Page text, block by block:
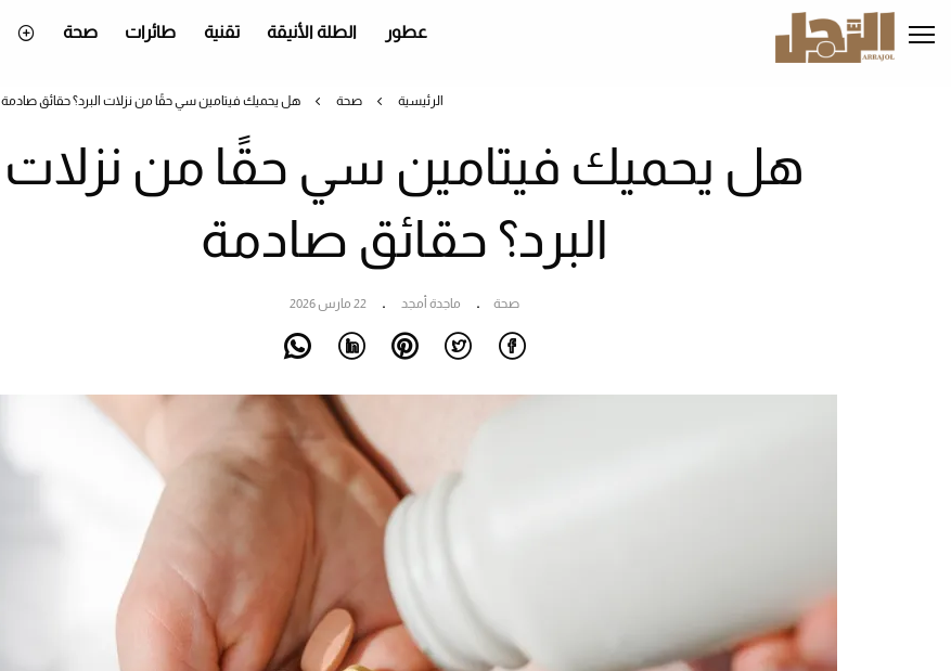
إلى
المحتوى
عطور الطلة الأنيقة تقنية طائرات صحة
الرئيسية صحة هل يحميك فيتامين سي حقًا من نزلات البرد؟ حقائق صادمة
هل يحميك فيتامين سي حقًا من نزلات
البرد؟ حقائق صادمة
صحة ماجدة أمجد 22 مارس 2026